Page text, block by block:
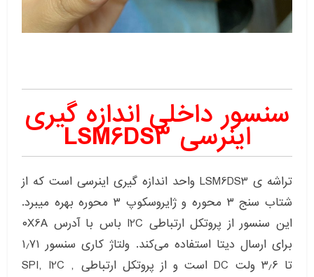
سنسور داخلی اندازه گیری
اینرسی LSM6DS3
تراشه ی LSM6DS3 واحد اندازه گیری اینرسی است که از
شتاب سنج ۳ محوره و ژایروسکوپ ۳ محوره بهره میبرد.
این سنسور از پروتکل ارتباطی I2C باس با آدرس ۰X6A
برای ارسال دیتا استفاده می‌کند. ولتاژ کاری سنسور ۱٫۷۱
تا ۳٫۶ ولت DC است و از پروتکل ارتباطی SPI, I2C ,